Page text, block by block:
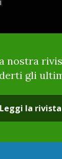
nostra
gli
Leggi la